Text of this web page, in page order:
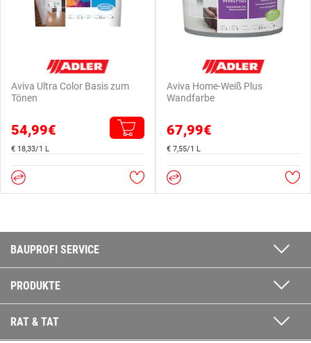
Aviva Ultra Color Basis zum
Tönen
54,99€
€ 18,33/1 L
Aviva Home-Weiß Plus
Wandfarbe
67,99€
€ 7,55/1 L
BAUPROFI SERVICE
PRODUKTE
RAT & TAT